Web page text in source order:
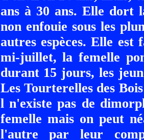
ans à 30 ans. Elle dort
non enfouie sous les
autres espèces. Elle
mi-juillet, la femelle
durant 15 jours, les
Les Tourterelles des
l n'existe pas de
femelle mais on peut
l'autre par leur